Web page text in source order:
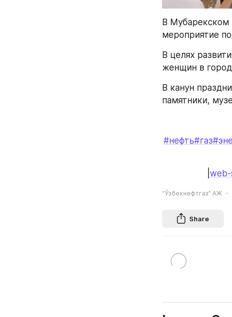
В Мубарекском
мероприятие
В целях
женщин в город
В канун
памятники,
#нефть#газ
web-
“Ўзбекнефтгаз” АЖ
Share